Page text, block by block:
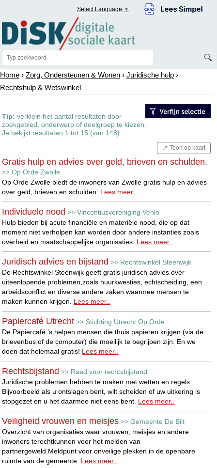
Select Language ▼
🔍
Home › Zorg, Ondersteunen & Wonen › Juridische hulp ›
Rechtshulp & Wetswinkel
Tip: verklein het aantal resultaten door
zoekgebied, onderwerp of doelgroep te kiezen.
Je bekijkt resultaten 1 tot 15 (van 148)
📍 Toon op kaart
Gratis hulp en advies over geld, brieven en schulden.
>>Op Orde Zwolle
Op Orde Zwolle biedt de inwoners van Zwolle gratis hulp en advies
over geld, brieven en schulden. Lees meer..
Individuele nood >>Vincentiusvereniging Venlo
Hulp bieden bij acute financiële en materiële nood, die op dat
moment niet verholpen kan worden door andere instanties zoals
overheid en maatschappelijke organisaties. Lees meer..
Juridisch advies en bijstand >> Rechtswinkel Steenwijk
De Rechtswinkel Steenwijk geeft gratis juridisch advies over
uiteenlopende problemen,zoals huurkwesties, echtscheiding, een
arbeidsconflict en diverse andere zaken waarmee mensen te
maken kunnen krijgen. Lees meer..
Papiercafé Utrecht >> Stichting Utrecht Op Orde
De Papiercafé ’s helpen mensen die thuis papieren krijgen (via de
brievenbus of de computer) die moeilijk te begrijpen zijn. En we
doen dat helemaal gratis! Lees meer..
Rechtsbijstand >> Raad voor rechtsbijstand
Juridische problemen hebben te maken met wetten en regels.
Bijvoorbeeld als u ontslagen bent, wilt scheiden of uw uitkering is
stopgezet en u het daarmee niet eens bent. Lees meer..
Veiligheid vrouwen en meisjes >>Gemeente De Bilt
Overzicht van organisaties waar vrouwen, meisjes en andere
inwoners terechtkunnen voor het melden van
partnergeweld.Meldpunt voor onveilige plekken in de openbare
ruimte van de gemeente. Lees meer..